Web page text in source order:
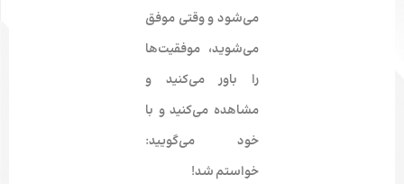
می‌­شود و وقتی موفق
می‌­شوید، موفقیت‌­ها
را باور می­‌کنید و
مشاهده می­‌کنید و با
خود می­‌گویید:
خواستم شد!